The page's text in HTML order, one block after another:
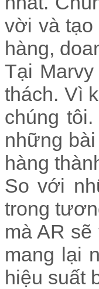
vời và tạo
hàng,
Tại
thách. Vì
chúng
những
hàng
So với
trong
mà AR
mang lại
hiệu suất